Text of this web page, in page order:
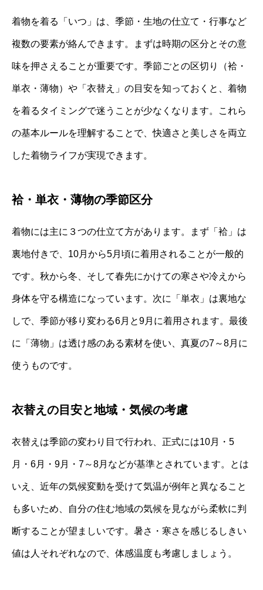
着物を着る「いつ」は、季節・生地の仕立て・行事など
複数の要素が絡んできます。まずは時期の区分とその意
味を押さえることが重要です。季節ごとの区切り（袷・
単衣・薄物）や「衣替え」の目安を知っておくと、着物
を着るタイミングで迷うことが少なくなります。これら
の基本ルールを理解することで、快適さと美しさを両立
した着物ライフが実現できます。
袷・単衣・薄物の季節区分
着物には主に３つの仕立て方があります。まず「袷」は
裏地付きで、10月から5月頃に着用されることが一般的
です。秋から冬、そして春先にかけての寒さや冷えから
身体を守る構造になっています。次に「単衣」は裏地な
しで、季節が移り変わる6月と9月に着用されます。最後
に「薄物」は透け感のある素材を使い、真夏の7～8月に
使うものです。
衣替えの目安と地域・気候の考慮
衣替えは季節の変わり目で行われ、正式には10月・5
月・6月・9月・7～8月などが基準とされています。とは
いえ、近年の気候変動を受けて気温が例年と異なること
も多いため、自分の住む地域の気候を見ながら柔軟に判
断することが望ましいです。暑さ・寒さを感じるしきい
値は人それぞれなので、体感温度も考慮しましょう。